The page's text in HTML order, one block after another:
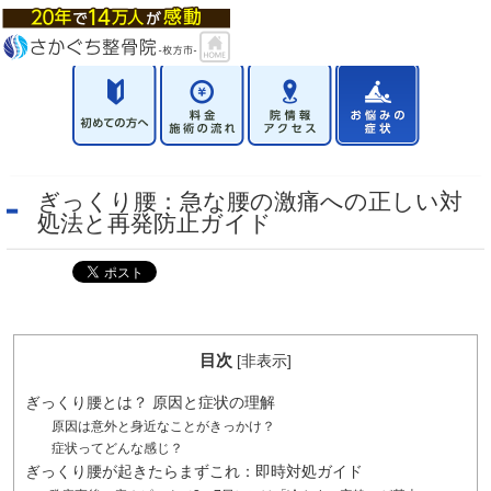
ぎっくり腰：急な腰の激痛への正しい対
処法と再発防止ガイド
目次 [非表示]
ぎっくり腰とは？ 原因と症状の理解
原因は意外と身近なことがきっかけ？
症状ってどんな感じ？
ぎっくり腰が起きたらまずこれ：即時対処ガイド